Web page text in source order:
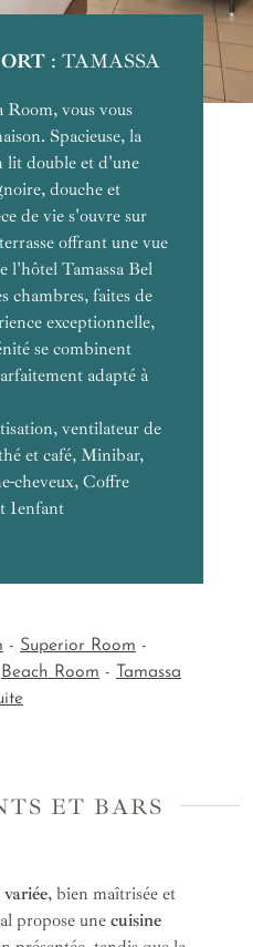
: TAMASSA
Room, vous vous
Spacieuse, la
lit double et d'une
douche et
de vie s'ouvre sur
offrant une vue
l'hôtel Tamassa Bel
chambres, faites de
exceptionnelle,
se combinent
adapté à
ventilateur de
et café, Minibar,
cheveux, Coffre
1enfant
DE NOCES
COEUR
- Superior Room -
Beach Room - Tamassa
ET BARS
variée, bien maîtrisée et
propose une cuisine